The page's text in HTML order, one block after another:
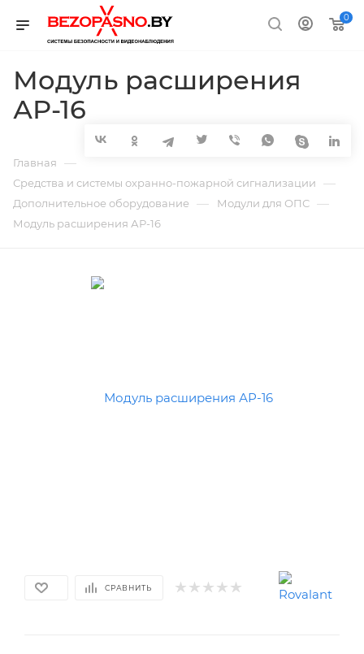
0
Модуль расширения
АР-16
Главная —
Средства и системы охранно-пожарной сигнализации —
Дополнительное оборудование — Модули для ОПС —
Модуль расширения АР-16
СРАВНИТЬ